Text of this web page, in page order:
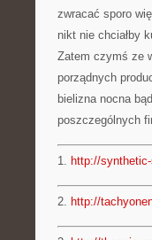
zwracać sporo
nikt nie chciałby
Zatem czymś ze
porządnych
bielizna nocna
poszczególnych
1. http://
2. http://